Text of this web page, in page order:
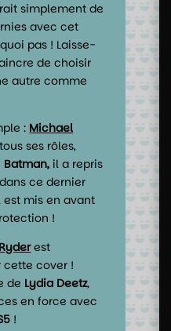
simplement de
avec cet
pas ! Laisse-
de choisir
autre comme
: Michael
ses rôles,
Batman, il a repris
ce dernier
mis en avant
!
est
cette cover !
de Lydia Deetz,
en force avec
!